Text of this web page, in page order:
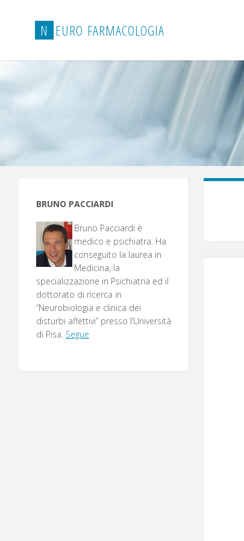
N EURO FARMACOLOGIA
BRUNO PACCIARDI
Bruno Pacciardi è
medico e psichiatra. Ha
conseguito la laurea in
Medicina, la
specializzazione in Psichiatria ed il
dottorato di ricerca in
“Neurobiologia e clinica dei
disturbi affettivi” presso l’Università
di Pisa. Segue